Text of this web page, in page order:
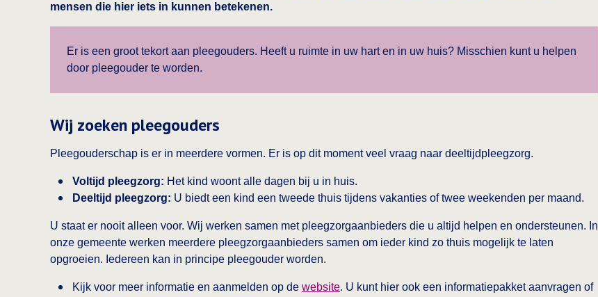
mensen die hier iets in kunnen betekenen.
Er is een groot tekort aan pleegouders. Heeft u ruimte in uw hart en in uw huis? Misschien kunt u helpen
door pleegouder te worden.
Wij zoeken pleegouders
Pleegouderschap is er in meerdere vormen. Er is op dit moment veel vraag naar deeltijdpleegzorg.
Voltijd pleegzorg: Het kind woont alle dagen bij u in huis.
Deeltijd pleegzorg: U biedt een kind een tweede thuis tijdens vakanties of twee weekenden per maand.
U staat er nooit alleen voor. Wij werken samen met pleegzorgaanbieders die u altijd helpen en ondersteunen. In
onze gemeente werken meerdere pleegzorgaanbieders samen om ieder kind zo thuis mogelijk te laten
opgroeien. Iedereen kan in principe pleegouder worden.
Kijk voor meer informatie en aanmelden op de website. U kunt hier ook een informatiepakket aanvragen of